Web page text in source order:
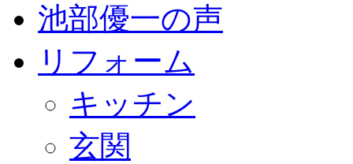
池部優一の声
リフォーム
キッチン
玄関